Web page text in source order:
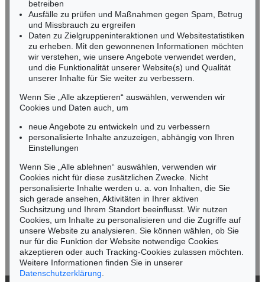
Auktion 523 - Lot 361
Meerweibchen, 1891
Ergebnis:€ 137.500
Auktion 446 - Lot 19
Fax: +49 (0)62 21 58 80-595
infoheidelberg@kettererkunst.de
NORDDEUTSCHLAND
Nico Kassel, M.A.
Tel.: +49 (0)89 55244-164
Mobil: +49 (0)171 8618661
n.kassel@kettererkunst.de
Keine Auktion mehr verpassen!
Wir informieren Sie rechtzeitig.
Jetzt zum Newsletter anmelden >
betreiben
Ausfälle zu prüfen und Maßnahmen gegen Spam, Betrug
und Missbrauch zu ergreifen
Daten zu Zielgruppeninteraktionen und Websitestatistiken
zu erheben. Mit den gewonnenen Informationen möchten
wir verstehen, wie unsere Angebote verwendet werden,
und die Funktionalität unserer Website(s) und Qualität
unserer Inhalte für Sie weiter zu verbessern.
Wenn Sie „Alle akzeptieren“ auswählen, verwenden wir
Cookies und Daten auch, um
neue Angebote zu entwickeln und zu verbessern
personalisierte Inhalte anzuzeigen, abhängig von Ihren
Einstellungen
Wenn Sie „Alle ablehnen“ auswählen, verwenden wir
Cookies nicht für diese zusätzlichen Zwecke. Nicht
personalisierte Inhalte werden u. a. von Inhalten, die Sie
sich gerade ansehen, Aktivitäten in Ihrer aktiven
Suchsitzung und Ihrem Standort beeinflusst. Wir nutzen
Cookies, um Inhalte zu personalisieren und die Zugriffe auf
unsere Website zu analysieren. Sie können wählen, ob Sie
nur für die Funktion der Website notwendige Cookies
akzeptieren oder auch Tracking-Cookies zulassen möchten.
Weitere Informationen finden Sie in unserer
Datenschutzerklärung